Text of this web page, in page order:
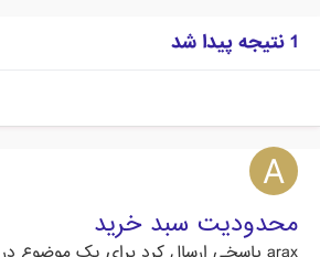
1 نتیجه پیدا شد
محدودیت سبد خرید